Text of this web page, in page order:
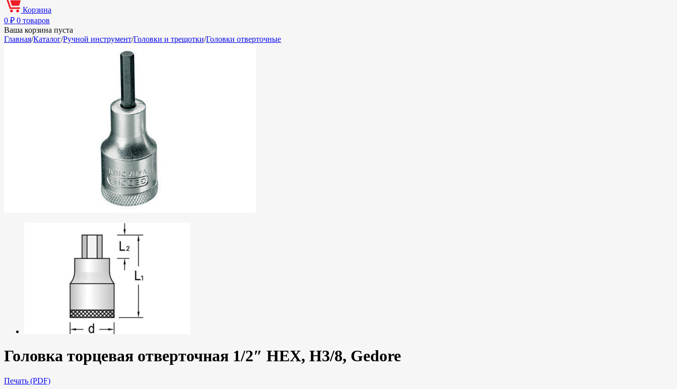
Корзина
0 ₽ 0 товаров
Ваша корзина пуста
Главная/Каталог/Ручной инструмент/Головки и трещотки/Головки отверточные
Головка торцевая отверточная 1/2″ HEX, H3/8, Gedore
Печать (PDF)